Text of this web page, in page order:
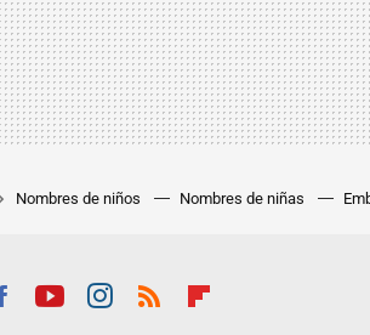
Nombres de niños Nombres de niñas